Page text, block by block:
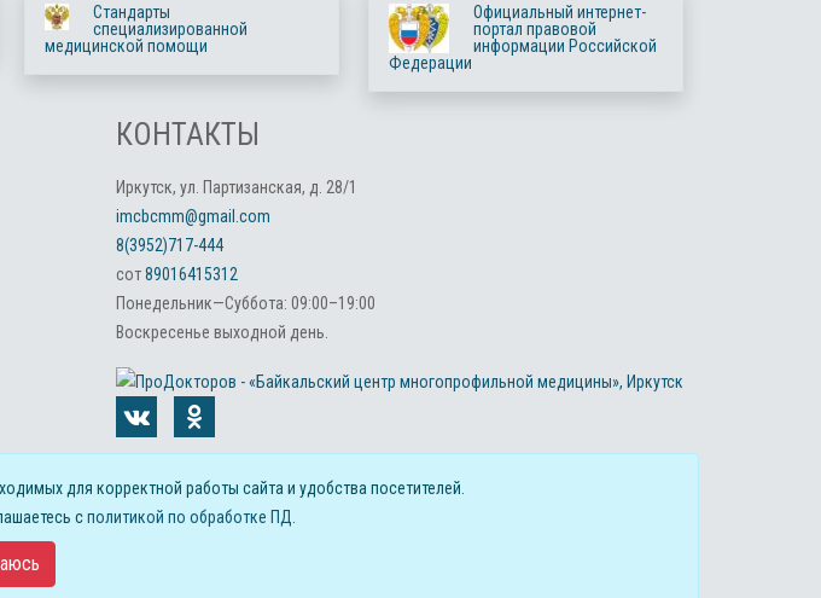
Стандарты
специализированной
медицинской помощи
Официальный интернет-
портал правовой
информации Российской
Федерации
КОНТАКТЫ
Иркутск, ул. Партизанская, д. 28/1
imcbcmm@gmail.com
8(3952)717-444
сот89016415312
Понедельник—Суббота: 09:00–19:00
Воскресенье выходной день.
для корректной работы сайта и удобства посетителей.
сполитикой по обработке ПД